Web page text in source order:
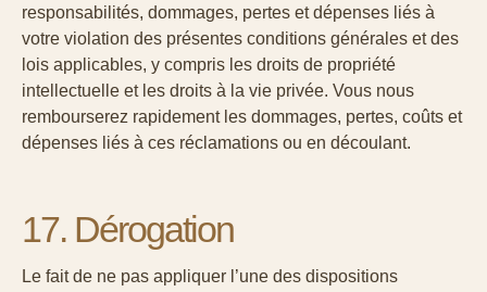
responsabilités, dommages, pertes et dépenses liés à
votre violation des présentes conditions générales et des
lois applicables, y compris les droits de propriété
intellectuelle et les droits à la vie privée. Vous nous
rembourserez rapidement les dommages, pertes, coûts et
dépenses liés à ces réclamations ou en découlant.
17. Dérogation
Le fait de ne pas appliquer l’une des dispositions